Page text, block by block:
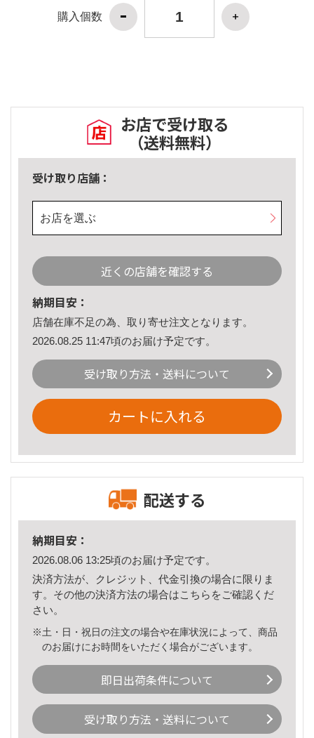
購入個数
お店で受け取る
（送料無料）
受け取り店舗：
お店を選ぶ
近くの店舗を確認する
納期目安：
店舗在庫不足の為、取り寄せ注文となります。
2026.08.25 11:47頃のお届け予定です。
受け取り方法・送料について
カートに入れる
配送する
納期目安：
2026.08.06 13:25頃のお届け予定です。
決済方法が、クレジット、代金引換の場合に限りま
す。その他の決済方法の場合はこちら をご確認くだ
さい。
※土・日・祝日の注文の場合や在庫状況によって、商品
のお届けにお時間をいただく場合がございます。
即日出荷条件について
受け取り方法・送料について